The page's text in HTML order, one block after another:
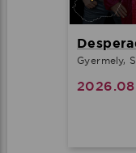
Gyermely,